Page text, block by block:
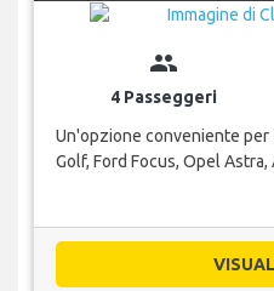
group
4 Passeggeri
Un'opzione conveniente per
Golf, Ford Focus, Opel Astra,